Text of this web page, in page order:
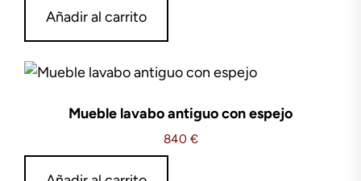
Añadir al carrito
Mueble lavabo antiguo con espejo
840 €